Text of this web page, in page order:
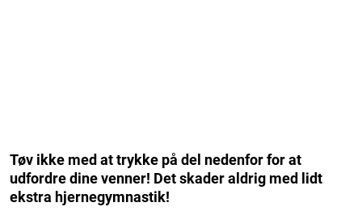
Tøv ikke med at trykke på del nedenfor for at
udfordre dine venner! Det skader aldrig med lidt
ekstra hjernegymnastik!